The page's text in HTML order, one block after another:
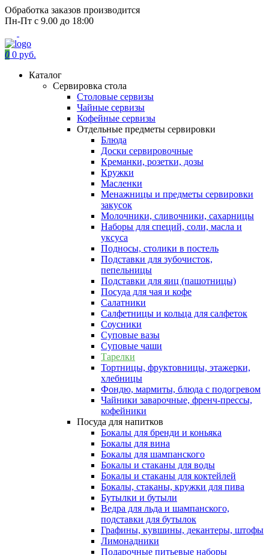
Обработка заказов производится
Пн-Пт с 9.00 до 18:00
0 0 руб.
Каталог
Сервировка стола
Столовые сервизы
Чайные сервизы
Кофейные сервизы
Отдельные предметы сервировки
Блюда
Доски сервировочные
Креманки, розетки, дозы
Кружки
Масленки
Менажницы и предметы сервировки
закусок
Молочники, сливочники, сахарницы
Наборы для специй, соли, масла и
уксуса
Подносы, столики в постель
Подставки для зубочисток,
пепельницы
Подставки для яиц (пашотницы)
Посуда для чая и кофе
Салатники
Салфетницы и кольца для салфеток
Соусники
Суповые вазы
Суповые чаши
Тарелки
Тортницы, фруктовницы, этажерки,
хлебницы
Фондю, мармиты, блюда с подогревом
Чайники заварочные, френч-прессы,
кофейники
Посуда для напитков
Бокалы для бренди и коньяка
Бокалы для вина
Бокалы для шампанского
Бокалы и стаканы для воды
Бокалы и стаканы для коктейлей
Бокалы, стаканы, кружки для пива
Бутылки и бутыли
Ведра для льда и шампанского,
подставки для бутылок
Графины, кувшины, декантеры, штофы
Лимонадники
Подарочные питьевые наборы